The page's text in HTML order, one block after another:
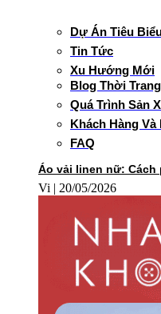
Dự Án Tiêu
Tin Tức
Xu Hướng Mới
Blog Thời Trang
Quá Trình Sản
Khách Hàng Và
FAQ
Áo vải linen nữ: Cách
Vi 20/05/2026